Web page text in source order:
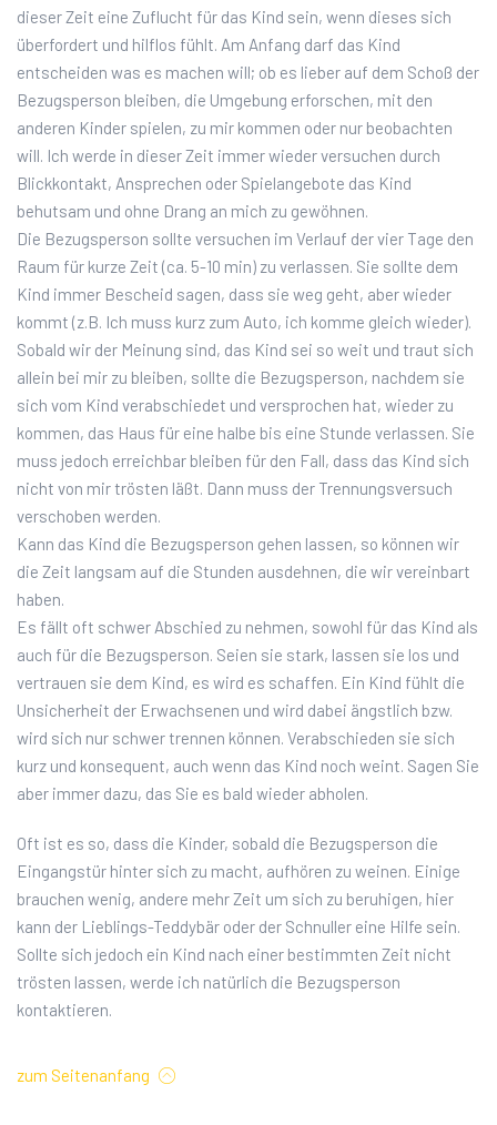
dieser Zeit eine Zuflucht für das Kind sein, wenn dieses sich
überfordert und hilflos fühlt. Am Anfang darf das Kind
entscheiden was es machen will; ob es lieber auf dem Schoß der
Bezugsperson bleiben, die Umgebung erforschen, mit den
anderen Kinder spielen, zu mir kommen oder nur beobachten
will. Ich werde in dieser Zeit immer wieder versuchen durch
Blickkontakt, Ansprechen oder Spielangebote das Kind
behutsam und ohne Drang an mich zu gewöhnen.
Die Bezugsperson sollte versuchen im Verlauf der vier Tage den
Raum für kurze Zeit (ca. 5-10 min) zu verlassen. Sie sollte dem
Kind immer Bescheid sagen, dass sie weg geht, aber wieder
kommt (z.B. Ich muss kurz zum Auto, ich komme gleich wieder).
Sobald wir der Meinung sind, das Kind sei so weit und traut sich
allein bei mir zu bleiben, sollte die Bezugsperson, nachdem sie
sich vom Kind verabschiedet und versprochen hat, wieder zu
kommen, das Haus für eine halbe bis eine Stunde verlassen. Sie
muss jedoch erreichbar bleiben für den Fall, dass das Kind sich
nicht von mir trösten läßt. Dann muss der Trennungsversuch
verschoben werden.
Kann das Kind die Bezugsperson gehen lassen, so können wir
die Zeit langsam auf die Stunden ausdehnen, die wir vereinbart
haben.
Es fällt oft schwer Abschied zu nehmen, sowohl für das Kind als
auch für die Bezugsperson. Seien sie stark, lassen sie los und
vertrauen sie dem Kind, es wird es schaffen. Ein Kind fühlt die
Unsicherheit der Erwachsenen und wird dabei ängstlich bzw.
wird sich nur schwer trennen können. Verabschieden sie sich
kurz und konsequent, auch wenn das Kind noch weint. Sagen Sie
aber immer dazu, das Sie es bald wieder abholen.
Oft ist es so, dass die Kinder, sobald die Bezugsperson die
Eingangstür hinter sich zu macht, aufhören zu weinen. Einige
brauchen wenig, andere mehr Zeit um sich zu beruhigen, hier
kann der Lieblings-Teddybär oder der Schnuller eine Hilfe sein.
Sollte sich jedoch ein Kind nach einer bestimmten Zeit nicht
trösten lassen, werde ich natürlich die Bezugsperson
kontaktieren.
zum Seitenanfang